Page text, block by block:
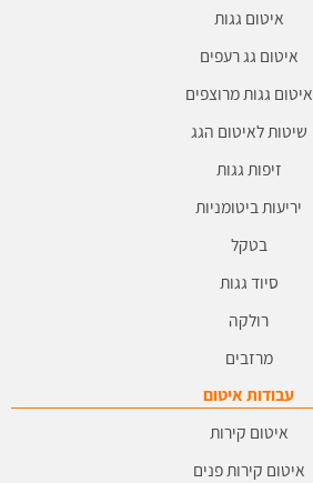
איטום גגות
איטום גג רעפים
איטום גגות מרוצפים
שיטות לאיטום הגג
זיפות גגות
יריעות ביטומניות
בטקל
סיוד גגות
רולקה
מרזבים
עבודות איטום
איטום קירות
איטום קירות פנים